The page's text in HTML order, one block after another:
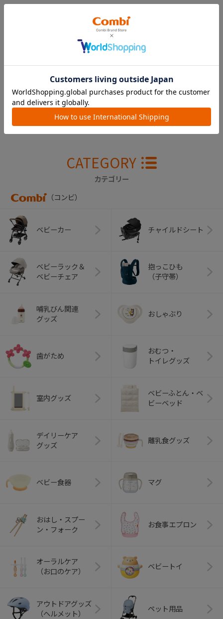
CATEGORY
カテゴリー
（コンビ）
ベビーカー チャイルドシート
ベビーラック＆
ベビーチェア
抱っこひも
（子守帯）
哺乳びん関連
グッズ
おしゃぶり
歯がため
おむつ・
トイレグッズ
室内グッズ
ベビーふとん・ベ
ビーベッド
デイリーケア
グッズ
離乳食グッズ
ベビー食器 マグ
おはし・スプー
ン・フォーク
お食事エプロン
オーラルケア
（お口のケア）
ベビートイ
アウトドアグッズ
（ヘルメット）
ペット用品